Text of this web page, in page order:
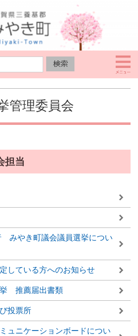
管理委員会
担当
みやき町議会議員選挙につい
している方へのお知らせ
推薦届出書類
投票所
ュニケーションボードについ